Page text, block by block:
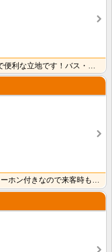
北端町にある1Rのお部屋です！TVモニターホン付きなので来客時も安心！室内に洗濯機を置けるので家電を･･･